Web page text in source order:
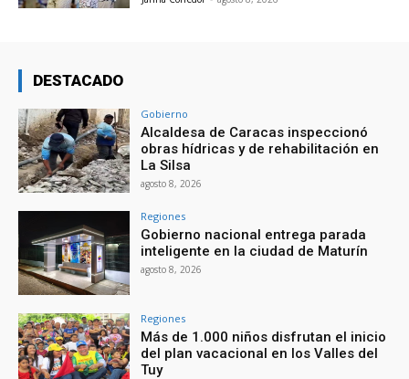
DESTACADO
Gobierno
Alcaldesa de Caracas inspeccionó
obras hídricas y de rehabilitación en
La Silsa
agosto 8, 2026
Regiones
Gobierno nacional entrega parada
inteligente en la ciudad de Maturín
agosto 8, 2026
Regiones
Más de 1.000 niños disfrutan el inicio
del plan vacacional en los Valles del
Tuy